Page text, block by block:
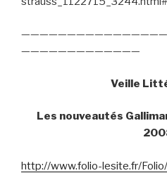
—————————————
Veille
Les nouveautés
http://www.folio-lesite.fr/